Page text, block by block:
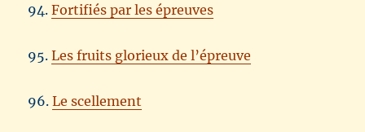
94.Fortifiés par les épreuves
95.Les fruits glorieux de l’épreuve
96.Le scellement